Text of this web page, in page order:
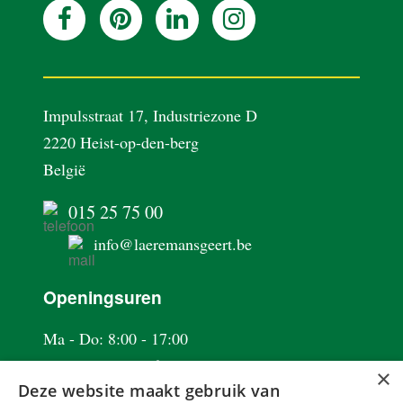
Impulsstraat 17, Industriezone D
2220 Heist-op-den-berg
België
015 25 75 00
info@laeremansgeert.be
Openingsuren
Ma - Do: 8:00 - 17:00
Vrijdag: 8:00 - 16:00
Zaterdag: Op afspraak
×
Deze website maakt gebruik van